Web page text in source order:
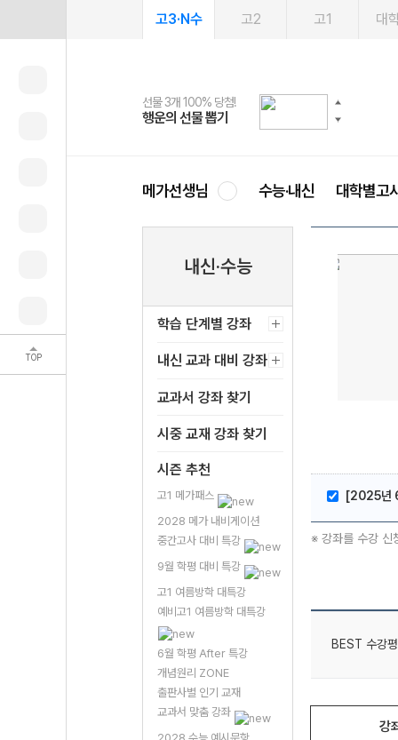
TOP
고3·N수 고2 고1 대
선물 3개 100% 당첨!
행운의 선물 뽑기
선물 100% 증정!
메가스터디 X 올리브
여름방학 스터디 캐시백
메가런 썸머스쿨
2027 러셀 단과
강사 공개선발
스마트러닝앱
설문 EVENT
메가패스
3일 무료 체험권
메가패스 수강생 무료혜택!
메가클럽 멤버십
사회공헌 캠페인
희망이룸 메가나눔
메가선생님 수능·내신 대학별고
내신·수능
학습 단계별 강좌
내신 교과 대비 강좌
교과서 강좌 찾기
시중 교재 강좌 찾기
시즌 추천
고1 메가패스
2028 메가 내비게이션
중간고사 대비 특강
9월 학평 대비 특강
고1 여름방학 대특강
예비고1 여름방학 대특강
6월 학평 After 특강
개념원리 ZONE
출판사별 인기 교재
교과서 맞춤 강좌
[2025년
※ 강좌를 수강 신
BEST 수강평
강